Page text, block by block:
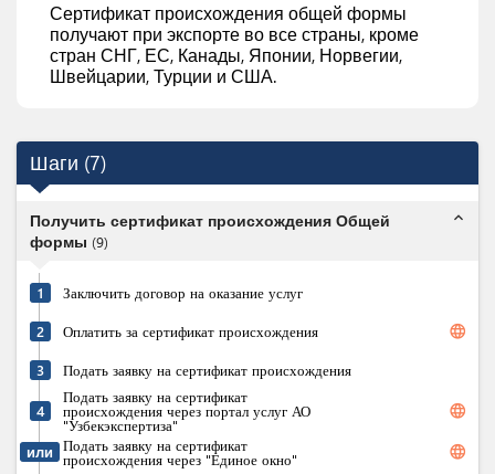
Сертификат происхождения общей формы
получают при экспорте во все страны, кроме
стран СНГ, ЕС, Канады, Японии, Норвегии,
Швейцарии, Турции и США.
Шаги (7)
Получить сертификат происхождения Общей
формы (9)
expand_less
1 Заключить договор на оказание услуг
2 Оплатить за сертификат происхождения language
3 Подать заявку на сертификат происхождения
4
Подать заявку на сертификат
происхождения через портал услуг АО
"Узбекэкспертиза"
language
или Подать заявку на сертификат
происхождения через "Единое окно" language